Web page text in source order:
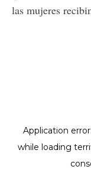
las mujeres